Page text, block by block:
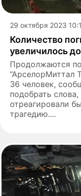
29 октября 2023
Количество
увеличилось
Продолжаются
“АрселорМиттал
36 человек,
подобрать
отреагировали
трагедию....